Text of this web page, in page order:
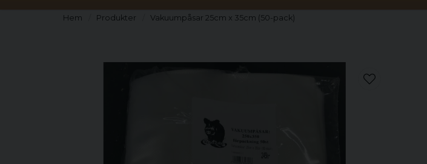
Hem Produkter Vakuumpåsar 25cm x 35cm (50-pack)